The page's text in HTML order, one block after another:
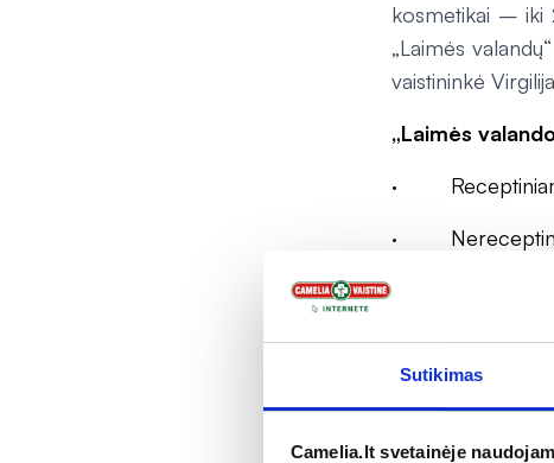
Sutikimas
Camelia.lt svetainėje
kosmetikai – iki
„Laimės
vaistininkė
„Laimės
·
·
· Maisto
Pasiūlymai